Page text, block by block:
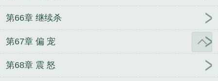
第66章 继续杀
第67章 偏 宠
第68章 震 怒